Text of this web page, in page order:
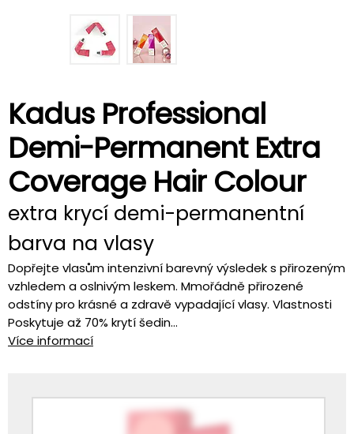
Kadus Professional
Demi-Permanent Extra
Coverage Hair Colour
extra krycí demi-permanentní
barva na vlasy
Dopřejte vlasům intenzivní barevný výsledek s přirozeným
vzhledem a oslnivým leskem. Mmořádně přirozené
odstíny pro krásné a zdravě vypadající vlasy. Vlastnosti
Poskytuje až 70% krytí šedin...
Více informací